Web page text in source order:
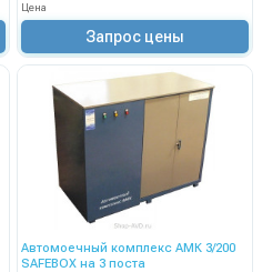
Цена
Запрос цены
Автомоечный комплекс АМК 3/200
SAFEBOX на 3 поста